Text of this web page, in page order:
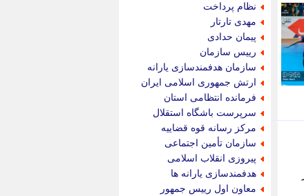
نظام پرداخت
مهدی تارتار
پیمان حدادی
رییس سازمان
سازمان هدفمندسازی یارانه
ارتش جمهوری اسلامی ایران
فرمانده انتظامی استان
سرپرست باشگاه استقلال
مرکز رسانه قوه قضاییه
سازمان تأمین اجتماعی
پیروزی انقلاب اسلامی
هدفمندسازی یارانه ها
معاون اول رییس جمهور